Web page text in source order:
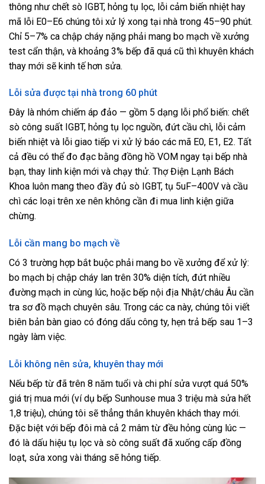
thông như chết sò IGBT, hỏng tụ lọc, lỗi cảm biến nhiệt hay
mã lỗi E0–E6 chúng tôi xử lý xong tại nhà trong 45–90 phút.
Chỉ 5–7% ca chập cháy nặng phải mang bo mạch về xưởng
test cẩn thận, và khoảng 3% bếp đã quá cũ thì khuyên khách
thay mới sẽ kinh tế hơn sửa.
Lỗi sửa được tại nhà trong 60 phút
Đây là nhóm chiếm áp đảo — gồm 5 dạng lỗi phổ biến: chết
sò công suất IGBT, hỏng tụ lọc nguồn, đứt cầu chì, lỗi cảm
biến nhiệt và lỗi giao tiếp vi xử lý báo các mã E0, E1, E2. Tất
cả đều có thể đo đạc bằng đồng hồ VOM ngay tại bếp nhà
bạn, thay linh kiện mới và chạy thử. Thợ Điện Lạnh Bách
Khoa luôn mang theo đầy đủ sò IGBT, tụ 5uF–400V và cầu
chì các loại trên xe nên không cần đi mua linh kiện giữa
chừng.
Lỗi cần mang bo mạch về
Có 3 trường hợp bắt buộc phải mang bo về xưởng để xử lý:
bo mạch bị chập cháy lan trên 30% diện tích, đứt nhiều
đường mạch in cùng lúc, hoặc bếp nội địa Nhật/châu Âu cần
tra sơ đồ mạch chuyên sâu. Trong các ca này, chúng tôi viết
biên bản bàn giao có đóng dấu công ty, hẹn trả bếp sau 1–3
ngày làm việc.
Lỗi không nên sửa, khuyên thay mới
Nếu bếp từ đã trên 8 năm tuổi và chi phí sửa vượt quá 50%
giá trị mua mới (ví dụ bếp Sunhouse mua 3 triệu mà sửa hết
1,8 triệu), chúng tôi sẽ thẳng thắn khuyên khách thay mới.
Đặc biệt với bếp đôi mà cả 2 mâm từ đều hỏng cùng lúc —
đó là dấu hiệu tụ lọc và sò công suất đã xuống cấp đồng
loạt, sửa xong vài tháng sẽ hỏng tiếp.